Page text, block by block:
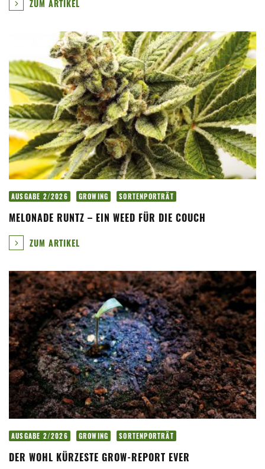
ZUM ARTIKEL
AUSGABE 2/2026 GROWING SORTENPORTRÄT
MELONADE RUNTZ – EIN WEED FÜR DIE COUCH
ZUM ARTIKEL
AUSGABE 2/2026 GROWING SORTENPORTRÄT
DER WOHL KÜRZESTE GROW-REPORT EVER